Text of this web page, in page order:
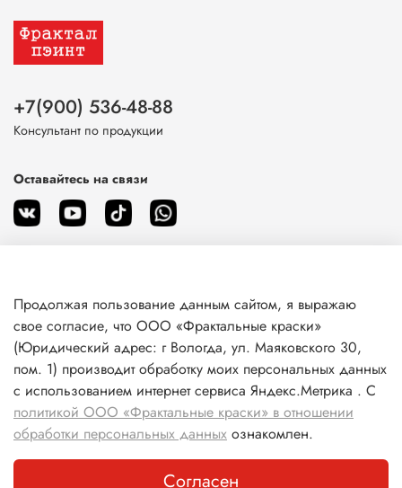
О магазине
Клиентам
Информация
+7(900) 536-48-88
Консультант по продукции
Оставайтесь на связи
Продолжая пользование данным сайтом, я выражаю
свое согласие, что ООО «Фрактальные краски»
(Юридический адрес: г Вологда, ул. Маяковского 30,
пом. 1) производит обработку моих персональных данных
с использованием интернет сервиса Яндекс.Метрика . С
политикой ООО «Фрактальные краски» в отношении
обработки персональных данных ознакомлен.
Согласен